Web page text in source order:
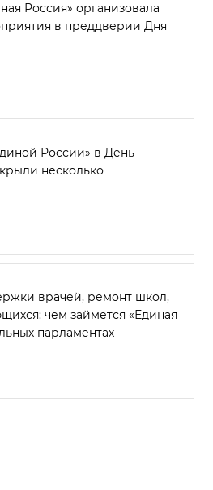
Россия» организовала
в преддверии Дня
России» в День
несколько
врачей, ремонт школ,
чем займется «Единая
парламентах